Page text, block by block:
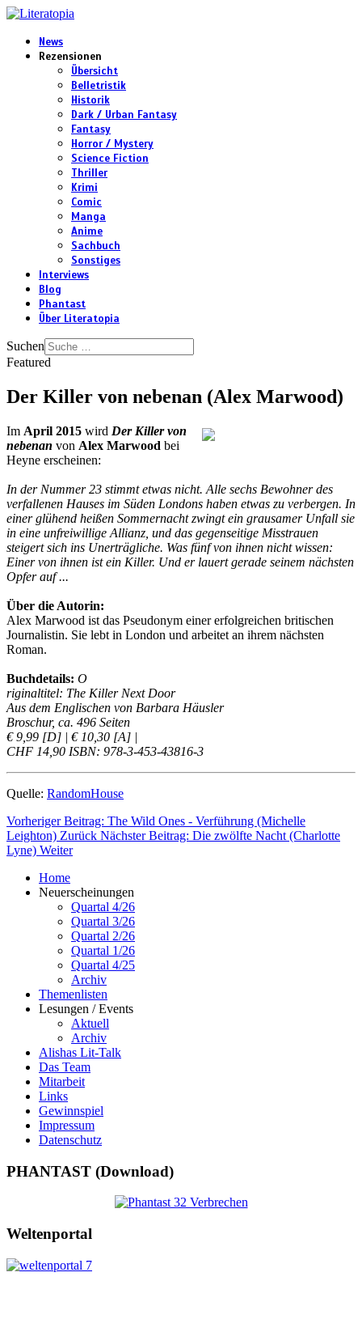
News
Rezensionen
Übersicht
Belletristik
Historik
Dark / Urban Fantasy
Fantasy
Horror / Mystery
Science Fiction
Thriller
Krimi
Comic
Manga
Anime
Sachbuch
Sonstiges
Interviews
Blog
Phantast
Über Literatopia
Suchen
Featured
Der Killer von nebenan (Alex Marwood)
Im April 2015 wird Der Killer von
nebenan von Alex Marwood bei
Heyne erscheinen:
In der Nummer 23 stimmt etwas nicht. Alle sechs Bewohner des
verfallenen Hauses im Süden Londons haben etwas zu verbergen. In
einer glühend heißen Sommernacht zwingt ein grausamer Unfall sie
in eine unfreiwillige Allianz, und das gegenseitige Misstrauen
steigert sich ins Unerträgliche. Was fünf von ihnen nicht wissen:
Einer von ihnen ist ein Killer. Und er lauert gerade seinem nächsten
Opfer auf ...
Über die Autorin:
Alex Marwood ist das Pseudonym einer erfolgreichen britischen
Journalistin. Sie lebt in London und arbeitet an ihrem nächsten
Roman.
Buchdetails: O
riginaltitel: The Killer Next Door
Aus dem Englischen von Barbara Häusler
Broschur, ca. 496 Seiten
€ 9,99 [D] | € 10,30 [A] |
CHF 14,90 ISBN: 978-3-453-43816-3
Quelle: RandomHouse
Vorheriger Beitrag: The Wild Ones - Verführung (Michelle
Leighton) Zurück Nächster Beitrag: Die zwölfte Nacht (Charlotte
Lyne) Weiter
Home
Neuerscheinungen
Quartal 4/26
Quartal 3/26
Quartal 2/26
Quartal 1/26
Quartal 4/25
Archiv
Themenlisten
Lesungen / Events
Aktuell
Archiv
Alishas Lit-Talk
Das Team
Mitarbeit
Links
Gewinnspiel
Impressum
Datenschutz
PHANTAST (Download)
Weltenportal